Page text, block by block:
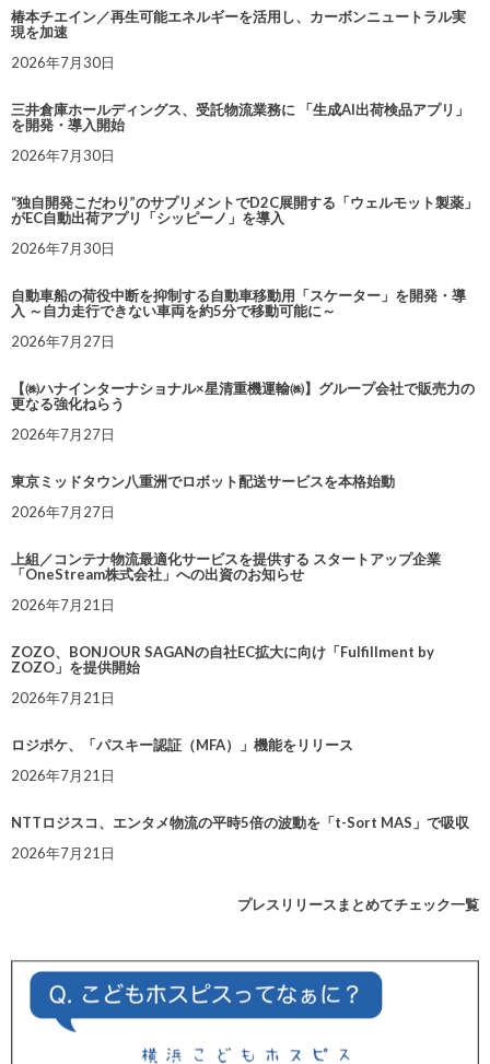
椿本チエイン／再生可能エネルギーを活用し、カーボンニュートラル実
現を加速
2026年7月30日
三井倉庫ホールディングス、受託物流業務に 「生成AI出荷検品アプリ」
を開発・導入開始
2026年7月30日
“独自開発こだわり”のサプリメントでD2C展開する「ウェルモット製薬」
がEC自動出荷アプリ「シッピーノ」を導入
2026年7月30日
自動車船の荷役中断を抑制する自動車移動用「スケーター」を開発・導
入 ～自力走行できない車両を約5分で移動可能に～
2026年7月27日
【㈱ハナインターナショナル×星清重機運輸㈱】グループ会社で販売力の
更なる強化ねらう
2026年7月27日
東京ミッドタウン八重洲でロボット配送サービスを本格始動
2026年7月27日
上組／コンテナ物流最適化サービスを提供する スタートアップ企業
「OneStream株式会社」への出資のお知らせ
2026年7月21日
ZOZO、BONJOUR SAGANの自社EC拡大に向け「Fulfillment by
ZOZO」を提供開始
2026年7月21日
ロジポケ、「パスキー認証（MFA）」機能をリリース
2026年7月21日
NTTロジスコ、エンタメ物流の平時5倍の波動を「t-Sort MAS」で吸収
2026年7月21日
プレスリリースまとめてチェック一覧